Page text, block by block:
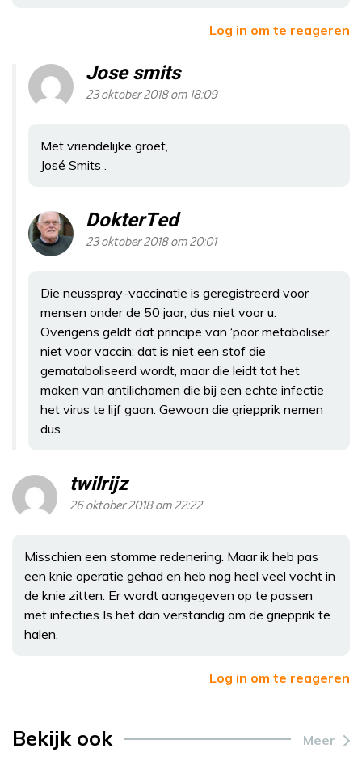
Log in om te reageren
Jose smits
23 oktober 2018 om 18:09
Met vriendelijke groet,
José Smits .
DokterTed
23 oktober 2018 om 20:01
Die neusspray-vaccinatie is geregistreerd voor
mensen onder de 50 jaar, dus niet voor u.
Overigens geldt dat principe van ‘poor metaboliser’
niet voor vaccin: dat is niet een stof die
gemataboliseerd wordt, maar die leidt tot het
maken van antilichamen die bij een echte infectie
het virus te lijf gaan. Gewoon die griepprik nemen
dus.
twilrijz
26 oktober 2018 om 22:22
Misschien een stomme redenering. Maar ik heb pas
een knie operatie gehad en heb nog heel veel vocht in
de knie zitten. Er wordt aangegeven op te passen
met infecties Is het dan verstandig om de griepprik te
halen.
Log in om te reageren
Bekijk ook Meer